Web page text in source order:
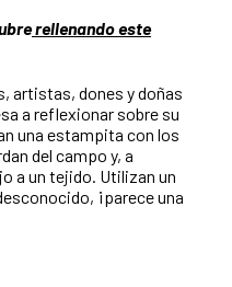
rellenando este
artistas, dones y doñas
a reflexionar sobre su
una estampita con los
del campo y, a
a un tejido. Utilizan un
¡parece una